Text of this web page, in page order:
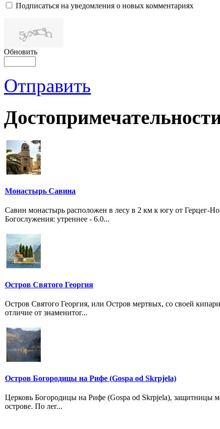
Подписаться на уведомления о новых комментариях
Обновить
Отправить
Монастырь Савина
Савин монастырь расположен в лесу в 2 км к югу от Герцег-
Богослужения: утреннее - 6.0...
Остров Святого Георгия
Остров Святого Георгия, или Остров мертвых, со своей
отличие от знаменитог...
Остров Богородицы на Рифе (Gospa od Skrpjela)
Церковь Богородицы на Рифе (Gospa od Skrpjela), защитницы
острове. По лег...